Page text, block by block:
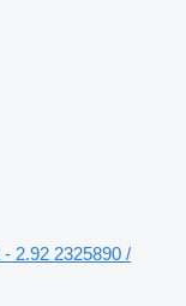
2.92 2325890 /